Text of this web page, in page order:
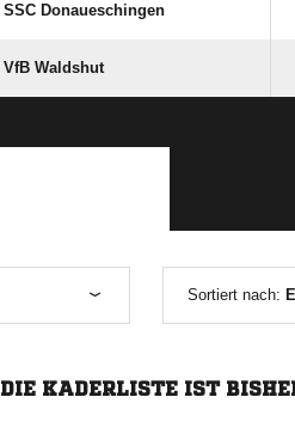
SSC Donaueschingen
VfB Waldshut
Sortiert nach:
DIE KADERLISTE IST